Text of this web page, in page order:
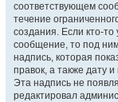
соответствующем
течение
создания. Если кто-то
сообщение, то под
надпись, которая
правок, а также дату
Эта надпись не
редактировал